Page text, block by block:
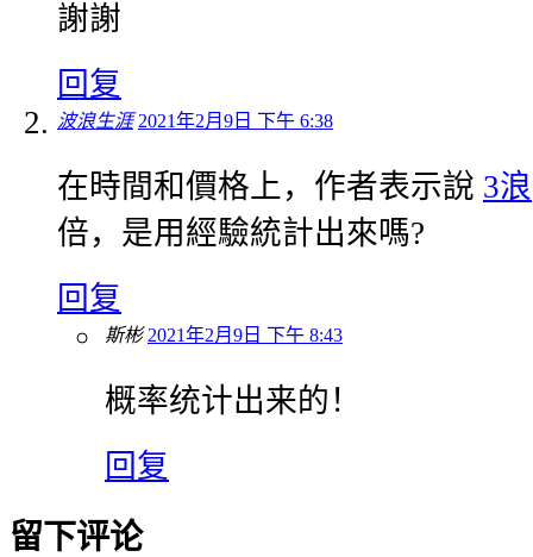
謝謝
回复
波浪生涯 2021年2月9日 下午 6:38
在時間和價格上，作者表示說 3浪
倍，是用經驗統計出來嗎?
回复
斯彬 2021年2月9日 下午 8:43
概率统计出来的！
回复
留下评论